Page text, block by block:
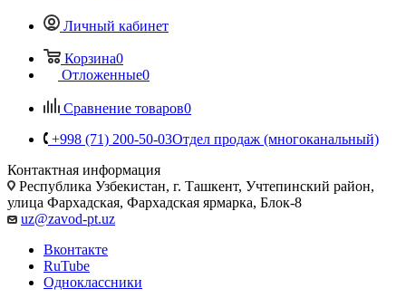
Личный кабинет
Корзина0
Отложенные0
Сравнение товаров0
+998 (71) 200-50-03Отдел продаж (многоканальный)
Контактная информация
Республика Узбекистан, г. Ташкент, Учтепинский район,
улица Фархадская, Фархадская ярмарка, Блок-8
uz@zavod-pt.uz
Вконтакте
RuTube
Одноклассники